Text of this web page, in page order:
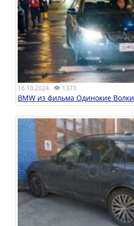
16.10.2024 👁 1373
BMW из фильма Одинокие Волки